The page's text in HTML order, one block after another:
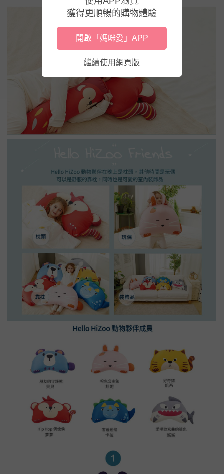
獲得更順暢的購物體驗
開啟「媽咪愛」APP
繼續使用網頁版